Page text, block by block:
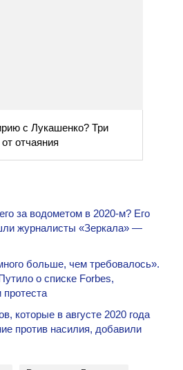
с Лукашенко? Три
отчаяния
за водометом в 2020-м? Его
журналисты «Зеркала» —
больше, чем требовалось».
о списке Forbes,
которые в августе 2020 года
против насилия, добавили